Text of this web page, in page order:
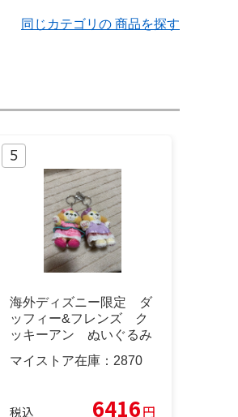
同じカテゴリの 商品を探す
海外ディズニー限定 ダ
ッフィー&フレンズ ク
ッキーアン ぬいぐるみ
マイストア在庫： 2870
税込 6416円